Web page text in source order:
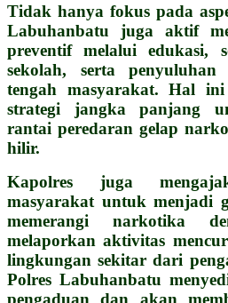
Tidak hanya fokus pada
Labuhanbatu juga aktif
preventif melalui edukasi,
sekolah, serta
tengah masyarakat. Hal
strategi jangka panjang
rantai peredaran gelap
hilir.
Kapolres juga
masyarakat untuk menjadi
memerangi narkotika
melaporkan aktivitas
lingkungan sekitar dari
Polres Labuhanbatu
pengaduan dan akan